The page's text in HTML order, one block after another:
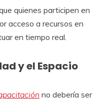
quienes participen en
acceso a recursos en
en tiempo real.
y el Espacio
no debería ser